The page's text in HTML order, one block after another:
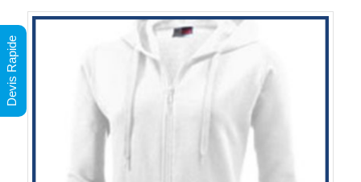
Devis Rapide